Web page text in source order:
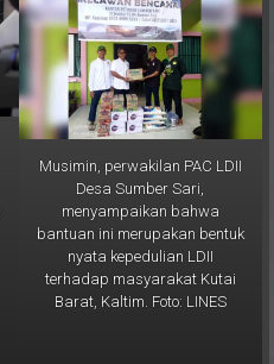
Musimin, perwakilan PAC LDII
Desa Sumber Sari,
menyampaikan bahwa
bantuan ini merupakan bentuk
nyata kepedulian LDII
terhadap masyarakat Kutai
Barat, Kaltim. Foto: LINES